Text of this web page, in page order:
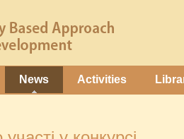
News Activities